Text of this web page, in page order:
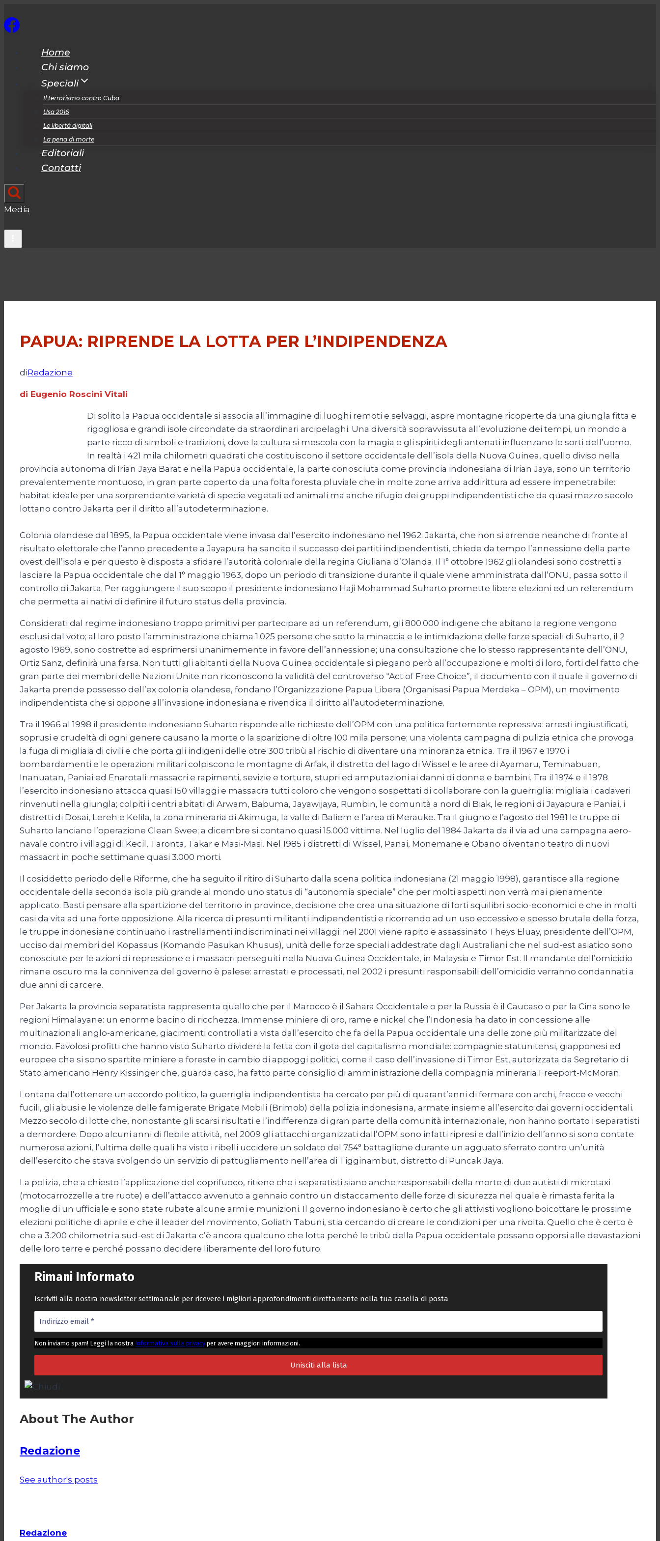
al
Home
Chi siamo
Speciali
Il terrorismo contro Cuba
Usa 2016
Le libertà digitali
La pena di morte
Editoriali
Contatti
Media
PAPUA: RIPRENDE LA LOTTA PER L’INDIPENDENZA
diRedazione
di Eugenio Roscini Vitali
Di solito la Papua occidentale si associa all’immagine di luoghi remoti e selvaggi, aspre montagne ricoperte da una giungla fitta e
rigogliosa e grandi isole circondate da straordinari arcipelaghi. Una diversità sopravvissuta all’evoluzione dei tempi, un mondo a
parte ricco di simboli e tradizioni, dove la cultura si mescola con la magia e gli spiriti degli antenati influenzano le sorti dell’uomo.
In realtà i 421 mila chilometri quadrati che costituiscono il settore occidentale dell’isola della Nuova Guinea, quello diviso nella
provincia autonoma di Irian Jaya Barat e nella Papua occidentale, la parte conosciuta come provincia indonesiana di Irian Jaya, sono un territorio
prevalentemente montuoso, in gran parte coperto da una folta foresta pluviale che in molte zone arriva addirittura ad essere impenetrabile:
habitat ideale per una sorprendente varietà di specie vegetali ed animali ma anche rifugio dei gruppi indipendentisti che da quasi mezzo secolo
lottano contro Jakarta per il diritto all’autodeterminazione.
Colonia olandese dal 1895, la Papua occidentale viene invasa dall’esercito indonesiano nel 1962: Jakarta, che non si arrende neanche di fronte al
risultato elettorale che l’anno precedente a Jayapura ha sancito il successo dei partiti indipendentisti, chiede da tempo l’annessione della parte
ovest dell’isola e per questo è disposta a sfidare l’autorità coloniale della regina Giuliana d’Olanda. Il 1° ottobre 1962 gli olandesi sono costretti a
lasciare la Papua occidentale che dal 1° maggio 1963, dopo un periodo di transizione durante il quale viene amministrata dall’ONU, passa sotto il
controllo di Jakarta. Per raggiungere il suo scopo il presidente indonesiano Haji Mohammad Suharto promette libere elezioni ed un referendum
che permetta ai nativi di definire il futuro status della provincia.
Considerati dal regime indonesiano troppo primitivi per partecipare ad un referendum, gli 800.000 indigene che abitano la regione vengono
esclusi dal voto; al loro posto l’amministrazione chiama 1.025 persone che sotto la minaccia e le intimidazione delle forze speciali di Suharto, il 2
agosto 1969, sono costrette ad esprimersi unanimemente in favore dell’annessione; una consultazione che lo stesso rappresentante dell’ONU,
Ortiz Sanz, definirà una farsa. Non tutti gli abitanti della Nuova Guinea occidentale si piegano però all’occupazione e molti di loro, forti del fatto che
gran parte dei membri delle Nazioni Unite non riconoscono la validità del controverso “Act of Free Choice”, il documento con il quale il governo di
Jakarta prende possesso dell’ex colonia olandese, fondano l’Organizzazione Papua Libera (Organisasi Papua Merdeka – OPM), un movimento
indipendentista che si oppone all’invasione indonesiana e rivendica il diritto all’autodeterminazione.
Tra il 1966 al 1998 il presidente indonesiano Suharto risponde alle richieste dell’OPM con una politica fortemente repressiva: arresti ingiustificati,
soprusi e crudeltà di ogni genere causano la morte o la sparizione di oltre 100 mila persone; una violenta campagna di pulizia etnica che provoga
la fuga di migliaia di civili e che porta gli indigeni delle otre 300 tribù al rischio di diventare una minoranza etnica. Tra il 1967 e 1970 i
bombardamenti e le operazioni militari colpiscono le montagne di Arfak, il distretto del lago di Wissel e le aree di Ayamaru, Teminabuan,
Inanuatan, Paniai ed Enarotali: massacri e rapimenti, sevizie e torture, stupri ed amputazioni ai danni di donne e bambini. Tra il 1974 e il 1978
l’esercito indonesiano attacca quasi 150 villaggi e massacra tutti coloro che vengono sospettati di collaborare con la guerriglia: migliaia i cadaveri
rinvenuti nella giungla; colpiti i centri abitati di Arwam, Babuma, Jayawijaya, Rumbin, le comunità a nord di Biak, le regioni di Jayapura e Paniai, i
distretti di Dosai, Lereh e Kelila, la zona mineraria di Akimuga, la valle di Baliem e l’area di Merauke. Tra il giugno e l’agosto del 1981 le truppe di
Suharto lanciano l’operazione Clean Swee; a dicembre si contano quasi 15.000 vittime. Nel luglio del 1984 Jakarta da il via ad una campagna aero-
navale contro i villaggi di Kecil, Taronta, Takar e Masi-Masi. Nel 1985 i distretti di Wissel, Panai, Monemane e Obano diventano teatro di nuovi
massacri: in poche settimane quasi 3.000 morti.
Il cosiddetto periodo delle Riforme, che ha seguito il ritiro di Suharto dalla scena politica indonesiana (21 maggio 1998), garantisce alla regione
occidentale della seconda isola più grande al mondo uno status di “autonomia speciale” che per molti aspetti non verrà mai pienamente
applicato. Basti pensare alla spartizione del territorio in province, decisione che crea una situazione di forti squilibri socio-economici e che in molti
casi da vita ad una forte opposizione. Alla ricerca di presunti militanti indipendentisti e ricorrendo ad un uso eccessivo e spesso brutale della forza,
le truppe indonesiane continuano i rastrellamenti indiscriminati nei villaggi: nel 2001 viene rapito e assassinato Theys Eluay, presidente dell’OPM,
ucciso dai membri del Kopassus (Komando Pasukan Khusus), unità delle forze speciali addestrate dagli Australiani che nel sud-est asiatico sono
conosciute per le azioni di repressione e i massacri perseguiti nella Nuova Guinea Occidentale, in Malaysia e Timor Est. Il mandante dell’omicidio
rimane oscuro ma la connivenza del governo è palese: arrestati e processati, nel 2002 i presunti responsabili dell’omicidio verranno condannati a
due anni di carcere.
Per Jakarta la provincia separatista rappresenta quello che per il Marocco è il Sahara Occidentale o per la Russia è il Caucaso o per la Cina sono le
regioni Himalayane: un enorme bacino di ricchezza. Immense miniere di oro, rame e nickel che l’Indonesia ha dato in concessione alle
multinazionali anglo-americane, giacimenti controllati a vista dall’esercito che fa della Papua occidentale una delle zone più militarizzate del
mondo. Favolosi profitti che hanno visto Suharto dividere la fetta con il gota del capitalismo mondiale: compagnie statunitensi, giapponesi ed
europee che si sono spartite miniere e foreste in cambio di appoggi politici, come il caso dell’invasione di Timor Est, autorizzata da Segretario di
Stato americano Henry Kissinger che, guarda caso, ha fatto parte consiglio di amministrazione della compagnia mineraria Freeport-McMoran.
Lontana dall’ottenere un accordo politico, la guerriglia indipendentista ha cercato per più di quarant’anni di fermare con archi, frecce e vecchi
fucili, gli abusi e le violenze delle famigerate Brigate Mobili (Brimob) della polizia indonesiana, armate insieme all’esercito dai governi occidentali.
Mezzo secolo di lotte che, nonostante gli scarsi risultati e l’indifferenza di gran parte della comunità internazionale, non hanno portato i separatisti
a demordere. Dopo alcuni anni di flebile attività, nel 2009 gli attacchi organizzati dall’OPM sono infatti ripresi e dall’inizio dell’anno si sono contate
numerose azioni, l’ultima delle quali ha visto i ribelli uccidere un soldato del 754° battaglione durante un agguato sferrato contro un’unità
dell’esercito che stava svolgendo un servizio di pattugliamento nell’area di Tigginambut, distretto di Puncak Jaya.
La polizia, che a chiesto l’applicazione del coprifuoco, ritiene che i separatisti siano anche responsabili della morte di due autisti di microtaxi
(motocarrozzelle a tre ruote) e dell’attacco avvenuto a gennaio contro un distaccamento delle forze di sicurezza nel quale è rimasta ferita la
moglie di un ufficiale e sono state rubate alcune armi e munizioni. Il governo indonesiano è certo che gli attivisti vogliono boicottare le prossime
elezioni politiche di aprile e che il leader del movimento, Goliath Tabuni, stia cercando di creare le condizioni per una rivolta. Quello che è certo è
che a 3.200 chilometri a sud-est di Jakarta c’è ancora qualcuno che lotta perché le tribù della Papua occidentale possano opporsi alle devastazioni
delle loro terre e perché possano decidere liberamente del loro futuro.
Rimani Informato
Iscriviti alla nostra newsletter settimanale per ricevere i migliori approfondimenti direttamente nella tua casella di posta
Non inviamo spam! Leggi la nostra Informativa sulla privacyper avere maggiori informazioni.
About The Author
Redazione
See author's posts
Redazione